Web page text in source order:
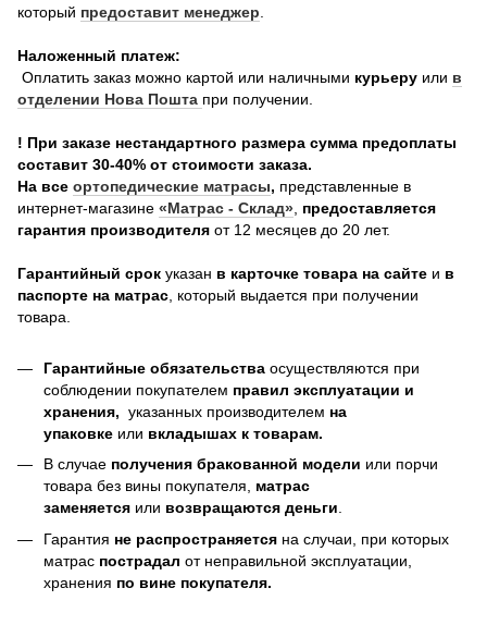
который предоставит менеджер
Наложенный платеж:
Оплатить заказ можно картой или наличными курьеру или в
отделении Нова Пошта при получении.
! При заказе нестандартного размера сумма предоплаты
составит 30-40% от стоимости заказа.
На все ортопедические матрасы, представленные в
интернет-магазине «Матрас - Склад» предоставляется
гарантия производителя от 12 месяцев до 20 лет.
Гарантийный срок указан в карточке товара на сайте и в
паспорте на матрас , который выдается при получении
товара.
Гарантийные обязательства осуществляются при
соблюдении покупателем правил эксплуатации и
хранения, указанных производителем на
упаковке или вкладышах к товарам.
В случае получения бракованной модели или порчи
товара без вины покупателя, матрас
заменяется или возвращаются деньги.
Гарантия не распространяется на случаи, при которых
матрас пострадал от неправильной эксплуатации,
хранения по вине покупателя.